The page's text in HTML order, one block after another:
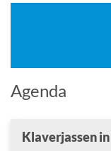
Agenda
Klaverjassen